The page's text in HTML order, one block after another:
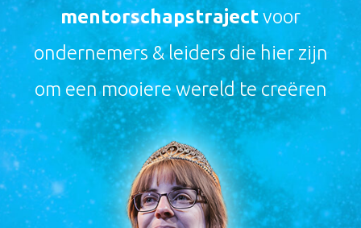
mentorschapstrajectvoor
ondernemers & leiders die hier zijn
om een mooiere wereld te creëren